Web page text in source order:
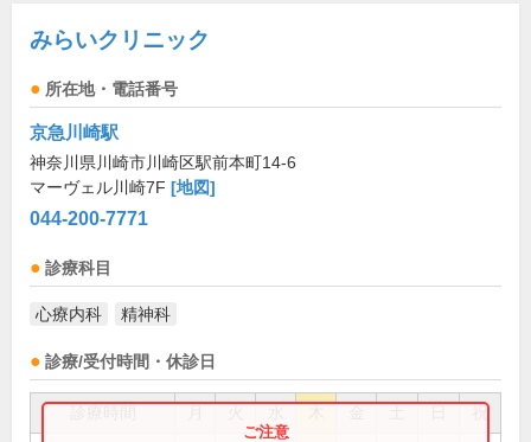
みらいクリニック
所在地・電話番号
京急川崎駅
神奈川県川崎市川崎区駅前本町14-6
マーヴェル川崎7F [地図]
044-200-7771
診療科目
心療内科 精神科
診療/受付時間・休診日
祝